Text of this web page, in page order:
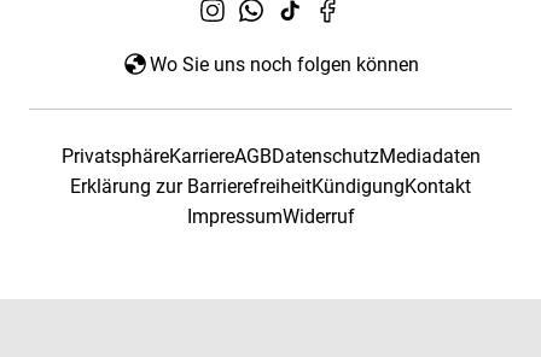
Wo Sie uns noch folgen können
PrivatsphäreKarriereAGBDatenschutzMediadaten
Erklärung zur BarrierefreiheitKündigungKontakt
ImpressumWiderruf